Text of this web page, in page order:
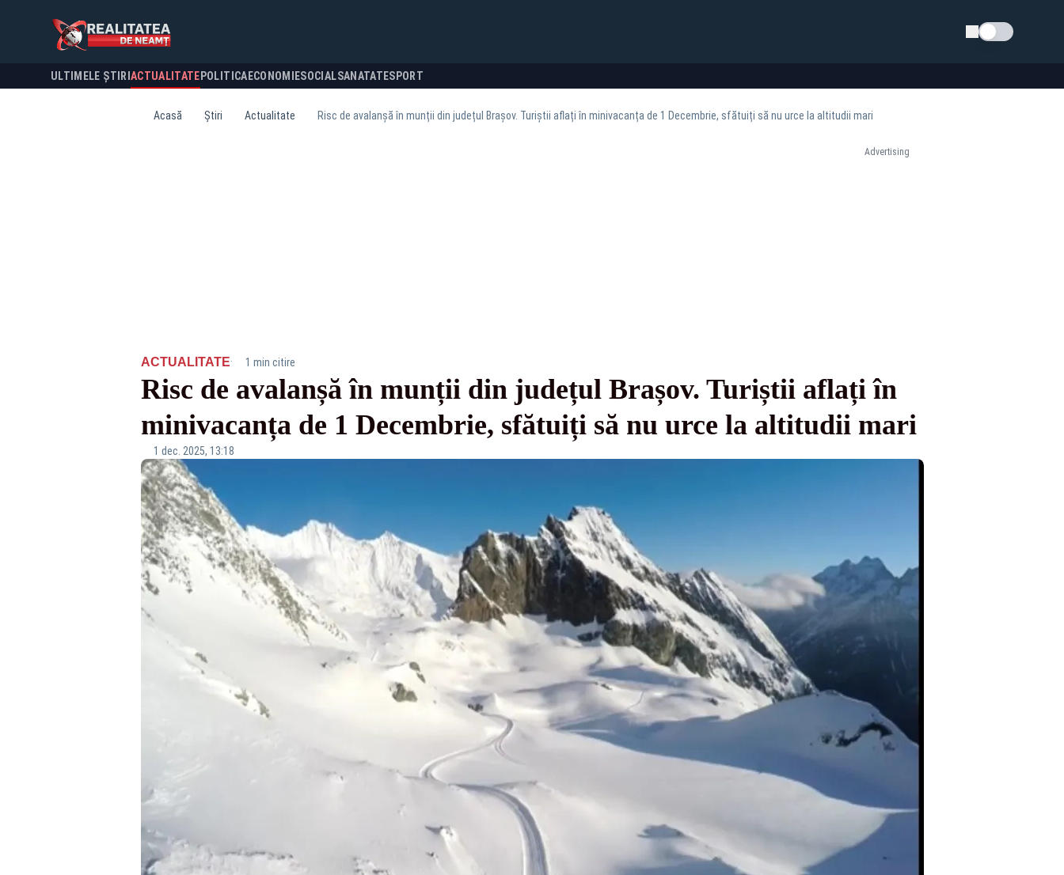
Schimba tema
ULTIMELE ȘTIRI ACTUALITATE POLITICA ECONOMIESOCIALSANATATESPORT
Acasă Știri Actualitate Risc de avalanșă în munții din județul Brașov. Turiștii aflați în minivacanța de 1 Decembrie, sfătuiți să nu urce la altitudii mari
Advertising
ACTUALITATE· 1 min citire
Risc de avalanșă în munții din județul Brașov. Turiștii aflați în
minivacanța de 1 Decembrie, sfătuiți să nu urce la altitudii mari
1 dec. 2025, 13:18